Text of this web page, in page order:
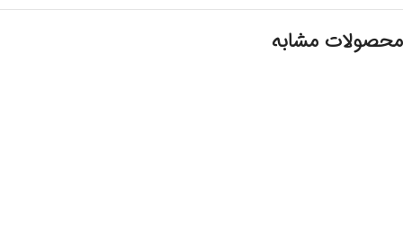
محصولات مشابه